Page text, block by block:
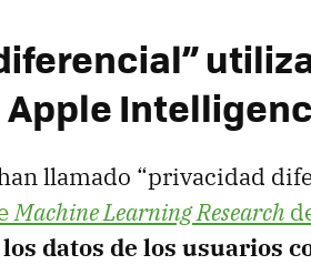
llamado “privacidad
Machine Learning Research
datos de los usuarios